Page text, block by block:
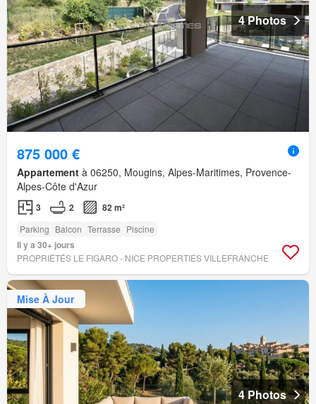
4 Photos
875 000 €
Appartement à 06250, Mougins, Alpes-Maritimes, Provence-
Alpes-Côte d'Azur
3 2 82 m²
Parking Balcon Terrasse Piscine
Il y a 30+ jours
PROPRIÉTÉS LE FIGARO - NICE PROPERTIES VILLEFRANCHE
Mise À Jour
4 Photos